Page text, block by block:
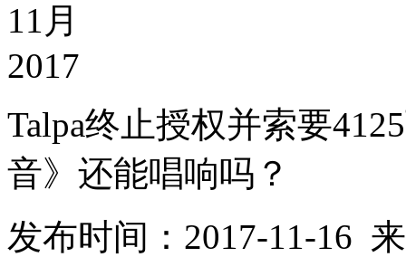
11月
2017
Talpa终止授权并索要
音》还能唱响吗？
发布时间：2017-11-16